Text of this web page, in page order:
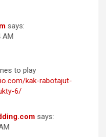
says:
AM
to play
kak-rabotajut-
6/
says: